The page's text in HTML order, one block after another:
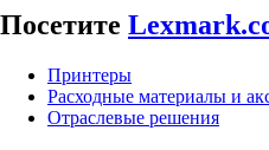
Посетите
Принтеры
Расходные материалы и
Отраслевые решения